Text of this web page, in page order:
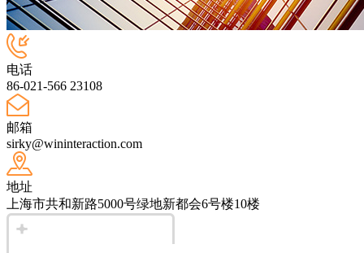
电话
86-021-566 23108
邮箱
sirky@wininteraction.com
地址
上海市共和新路5000号绿地新都会6号楼10楼